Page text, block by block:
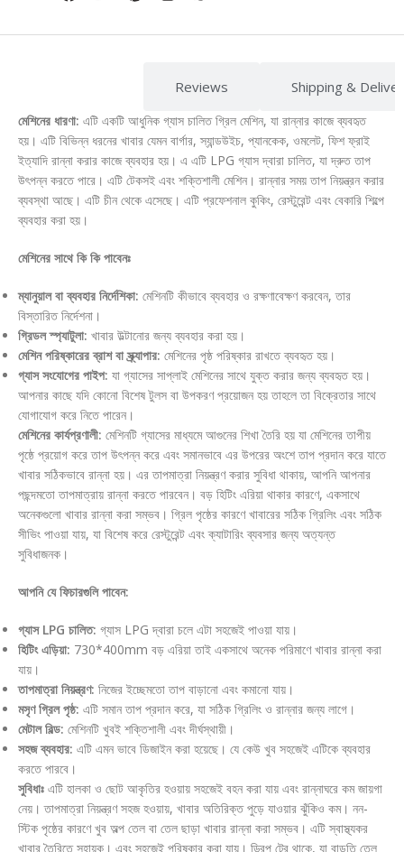
Reviews Shipping &
মেশিনের ধারণা: এটি একটি আধুনিক গ্যাস চালিত গ্রিল মেশিন, যা রান্নার কাজে ব্যবহৃত
হয়। এটি বিভিন্ন ধরনের খাবার যেমন বার্গার, স্যান্ডউইচ, প্যানকেক, ওমলেট, ফিশ ফ্রাই
ইত্যাদি রান্না করার কাজে ব্যবহার হয়। এ এটি LPG গ্যাস দ্বারা চালিত, যা দ্রুত তাপ
উৎপন্ন করতে পারে। এটি টেকসই এবং শক্তিশালী মেশিন। রান্নার সময় তাপ নিয়ন্ত্রন করার
ব্যবস্থা আছে। এটি চীন থেকে এসেছে। এটি প্রফেশনাল কুকিং, রেস্টুরেন্ট এবং বেকারি শিল্পে
ব্যবহার করা হয়।
মেশিনের সাথে কি কি পাবেনঃ
ম্যানুয়াল বা ব্যবহার নির্দেশিকা: মেশিনটি কীভাবে ব্যবহার ও রক্ষণাবেক্ষণ করবেন, তার
বিস্তারিত নির্দেশনা।
গ্রিডল স্প্যাটুলা: খাবার উল্টানোর জন্য ব্যবহার করা হয়।
মেশিন পরিষ্কারের ব্রাশ বা স্ক্র্যাপার: মেশিনের পৃষ্ঠ পরিষ্কার রাখতে ব্যবহৃত হয়।
গ্যাস সংযোগের পাইপ: যা গ্যাসের সাপ্লাই মেশিনের সাথে যুক্ত করার জন্য ব্যবহৃত হয়।
আপনার কাছে যদি কোনো বিশেষ টুলস বা উপকরণ প্রয়োজন হয় তাহলে তা বিক্রেতার সাথে
যোগাযোগ করে নিতে পারেন।
মেশিনের কার্যপ্রণালী: মেশিনটি গ্যাসের মাধ্যমে আগুনের শিখা তৈরি হয় যা মেশিনের তাপীয়
পৃষ্ঠে প্রয়োগ করে তাপ উৎপন্ন করে এবং সমানভাবে এর উপরের অংশে তাপ প্রদান করে যাতে
খাবার সঠিকভাবে রান্না হয়। এর তাপমাত্রা নিয়ন্ত্রণ করার সুবিধা থাকায়, আপনি আপনার
পছন্দমতো তাপমাত্রায় রান্না করতে পারবেন। বড় হিটিং এরিয়া থাকার কারণে, একসাথে
অনেকগুলো খাবার রান্না করা সম্ভব। গ্রিল পৃষ্ঠের কারণে খাবারের সঠিক গ্রিলিং এবং সঠিক
সীভিং পাওয়া যায়, যা বিশেষ করে রেস্টুরেন্ট এবং ক্যাটারিং ব্যবসার জন্য অত্যন্ত
সুবিধাজনক।
আপনি যে ফিচারগুলি পাবেন:
গ্যাস LPG চালিত: গ্যাস LPG দ্বারা চলে এটা সহজেই পাওয়া যায়।
হিটিং এড়িয়া: 730*400mm বড় এরিয়া তাই একসাথে অনেক পরিমাণে খাবার রান্না করা
যায়।
তাপমাত্রা নিয়ন্ত্রণ: নিজের ইচ্ছেমতো তাপ বাড়ানো এবং কমানো যায়।
মসৃণ গ্রিল পৃষ্ঠ: এটি সমান তাপ প্রদান করে, যা সঠিক গ্রিলিং ও রান্নার জন্য লাগে।
মেটাল বিল্ড: মেশিনটি খুবই শক্তিশালী এবং দীর্ঘস্থায়ী।
সহজ ব্যবহার: এটি এমন ভাবে ডিজাইন করা হয়েছে। যে কেউ খুব সহজেই এটিকে ব্যবহার
করতে পারবে।
সুবিধাঃ এটি হালকা ও ছোট আকৃতির হওয়ায় সহজেই বহন করা যায় এবং রান্নাঘরে কম জায়গা
নেয়। তাপমাত্রা নিয়ন্ত্রণ সহজ হওয়ায়, খাবার অতিরিক্ত পুড়ে যাওয়ার ঝুঁকিও কম। নন-
স্টিক পৃষ্ঠের কারণে খুব অল্প তেল বা তেল ছাড়া খাবার রান্না করা সম্ভব। এটি স্বাস্থ্যকর
খাবার তৈরিতে সহায়ক। এবং সহজেই পরিষ্কার করা যায়। ড্রিপ ট্রে থাকে, যা বাড়তি তেল